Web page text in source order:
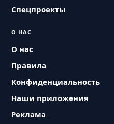
Спецпроекты
О НАС
О нас
Правила
Конфиденциальность
Наши приложения
Реклама